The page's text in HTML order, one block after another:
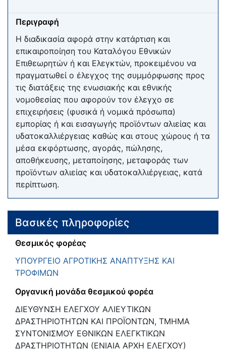
Περιγραφή
Η διαδικασία αφορά στην κατάρτιση και
επικαιροποίηση του Καταλόγου Εθνικών
Επιθεωρητών ή και Ελεγκτών, προκειμένου να
πραγματωθεί ο έλεγχος της συμμόρφωσης προς
τις διατάξεις της ενωσιακής και εθνικής
νομοθεσίας που αφορούν τον έλεγχο σε
επιχειρήσεις (φυσικά ή νομικά πρόσωπα)
εμπορίας ή και εισαγωγής προϊόντων αλιείας και
υδατοκαλλιέργειας καθώς και στους χώρους ή τα
μέσα εκφόρτωσης, αγοράς, πώλησης,
αποθήκευσης, μεταποίησης, μεταφοράς των
προϊόντων αλιείας και υδατοκαλλιέργειας, κατά
περίπτωση.
Βασικές πληροφορίες
Θεσμικός φορέας
ΥΠΟΥΡΓΕΙΟ ΑΓΡΟΤΙΚΗΣ ΑΝΑΠΤΥΞΗΣ ΚΑΙ
ΤΡΟΦΙΜΩΝ
Οργανική μονάδα θεσμικού φορέα
ΔΙΕΥΘΥΝΣΗ ΕΛΕΓΧΟΥ ΑΛΙΕΥΤΙΚΩΝ
ΔΡΑΣΤΗΡΙΟΤΗΤΩΝ ΚΑΙ ΠΡΟΪΟΝΤΩΝ, ΤΜΗΜΑ
ΣΥΝΤΟΝΙΣΜΟΥ ΕΘΝΙΚΩΝ ΕΛΕΓΚΤΙΚΩΝ
ΔΡΑΣΤΗΡΙΟΤΗΤΩΝ (ΕΝΙΑΙΑ ΑΡΧΗ ΕΛΕΓΧΟΥ)